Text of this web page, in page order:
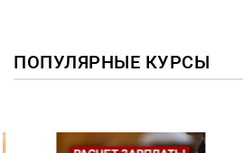
ПОПУЛЯРНЫЕ КУРСЫ